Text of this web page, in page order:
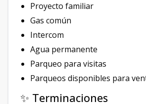
Proyecto familiar
Gas común
Intercom
Agua permanente
Parqueo para visitas
Parqueos disponibles para
✨ Terminaciones